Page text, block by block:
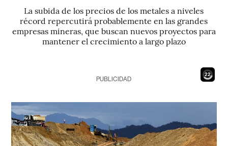
La subida de los precios de los metales a niveles
récord repercutirá probablemente en las grandes
empresas mineras, que buscan nuevos proyectos para
mantener el crecimiento a largo plazo
20
PUBLICIDAD